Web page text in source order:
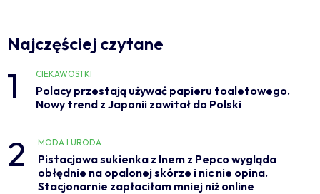
Najczęściej czytane
1 CIEKAWOSTKI
Polacy przestają używać papieru toaletowego.
Nowy trend z Japonii zawitał do Polski
2 MODA I URODA
Pistacjowa sukienka z lnem z Pepco wygląda
obłędnie na opalonej skórze i nic nie opina.
Stacjonarnie zapłaciłam mniej niż online